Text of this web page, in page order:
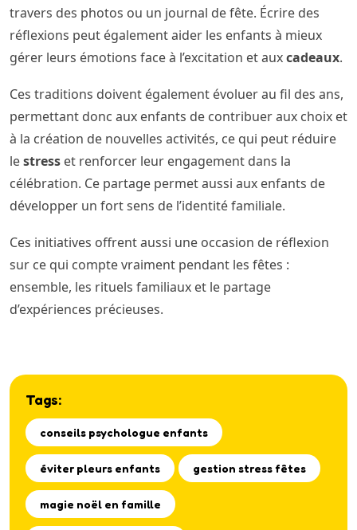
travers des photos ou un journal de fête. Écrire des
réflexions peut également aider les enfants à mieux
gérer leurs émotions face à l’excitation et auxcadeaux.
Ces traditions doivent également évoluer au fil des ans,
permettant donc aux enfants de contribuer aux choix et
à la création de nouvelles activités, ce qui peut réduire
lestress et renforcer leur engagement dans la
célébration. Ce partage permet aussi aux enfants de
développer un fort sens de l’identité familiale.
Ces initiatives offrent aussi une occasion de réflexion
sur ce qui compte vraiment pendant les fêtes :
ensemble, les rituels familiaux et le partage
d’expériences précieuses.
Tags:
conseils psychologue enfants
éviter pleurs enfants gestion stress fêtes
magie noël en famille